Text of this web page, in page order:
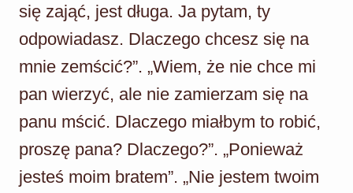
się zająć, jest długa. Ja pytam, ty
odpowiadasz. Dlaczego chcesz się na
mnie zemścić?”. „Wiem, że nie chce mi
pan wierzyć, ale nie zamierzam się na
panu mścić. Dlaczego miałbym to robić,
proszę pana? Dlaczego?”. „Ponieważ
jesteś moim bratem”. „Nie jestem twoim